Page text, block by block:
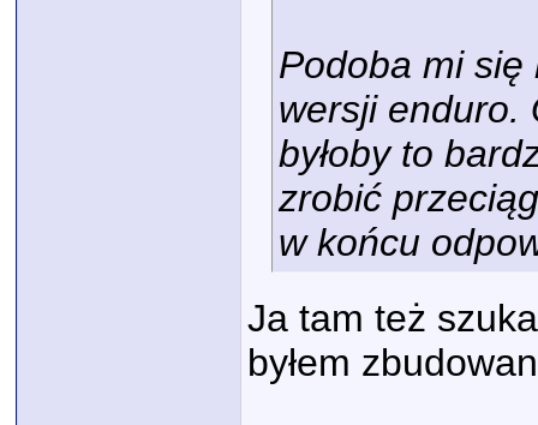
Podoba mi się
wersji enduro.
byłoby to
zrobić
w końcu
Ja tam też
byłem